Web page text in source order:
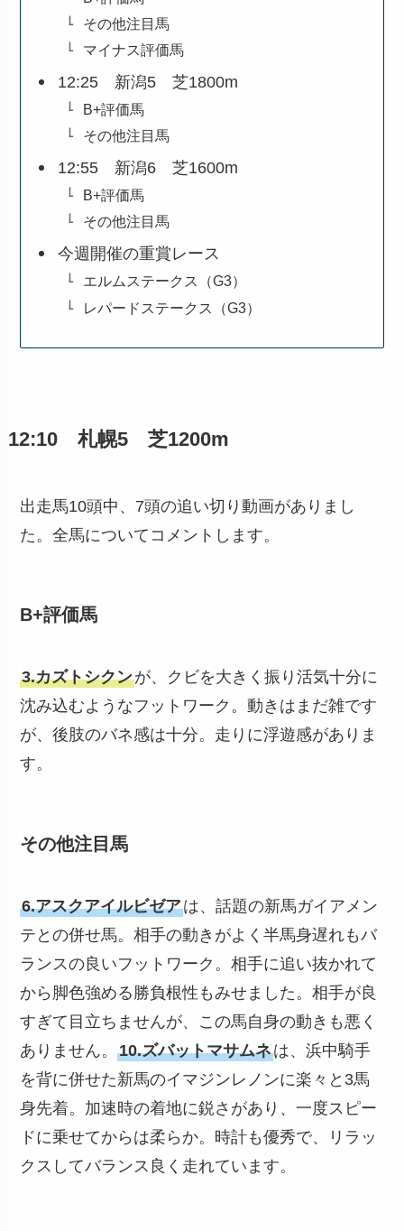
その他注目馬
マイナス評価馬
12:25 新潟5 芝1800m
B+評価馬
その他注目馬
12:55 新潟6 芝1600m
B+評価馬
その他注目馬
今週開催の重賞レース
エルムステークス（G3）
レパードステークス（G3）
12:10 札幌5 芝1200m
出走馬10頭中、7頭の追い切り動画がありまし
た。全馬についてコメントします。
B+評価馬
3.カズトシクンが、クビを大きく振り活気十分に
沈み込むようなフットワーク。動きはまだ雑です
が、後肢のバネ感は十分。走りに浮遊感がありま
す。
その他注目馬
6.アスクアイルビゼアは、話題の新馬ガイアメン
テとの併せ馬。相手の動きがよく半馬身遅れもバ
ランスの良いフットワーク。相手に追い抜かれて
から脚色強める勝負根性もみせました。相手が良
すぎて目立ちませんが、この馬自身の動きも悪く
ありません。10.ズバットマサムネは、浜中騎手
を背に併せた新馬のイマジンレノンに楽々と3馬
身先着。加速時の着地に鋭さがあり、一度スピー
ドに乗せてからは柔らか。時計も優秀で、リラッ
クスしてバランス良く走れています。